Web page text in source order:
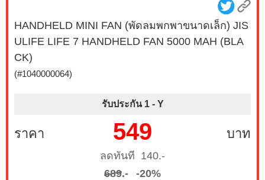
HANDHELD MINI FAN (พัดลมพกพาขนาดเล็ก) JIS
ULIFE LIFE 7 HANDHELD FAN 5000 MAH (BLA
CK)
(#1040000064)
รับประกัน 1 - Y
ราคา บาท
549
ลดทันที 140.-
689.- -20%